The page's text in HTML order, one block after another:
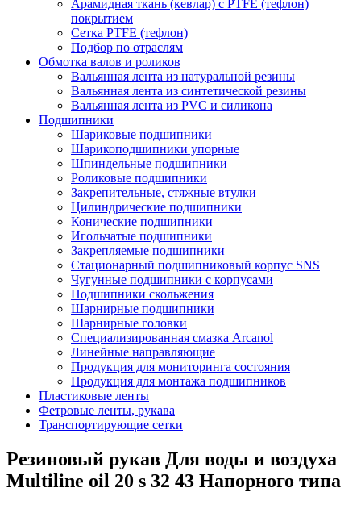
Арамидная ткань (кевлар) с PTFE (тефлон)
покрытием
Сетка PTFE (тефлон)
Подбор по отраслям
Обмотка валов и роликов
Вальянная лента из натуральной резины
Вальянная лента из синтетической резины
Вальянная лента из PVC и силикона
Подшипники
Шариковые подшипники
Шарикоподшипники упорные
Шпиндельные подшипники
Роликовые подшипники
Закрепительные, стяжные втулки
Цилиндрические подшипники
Конические подшипники
Игольчатые подшипники
Закрепляемые подшипники
Стационарный подшипниковый корпус SNS
Чугунные подшипники с корпусами
Подшипники скольжения
Шарнирные подшипники
Шарнирные головки
Специализированная смазка Arcanol
Линейные направляющие
Продукция для мониторинга состояния
Продукция для монтажа подшипников
Пластиковые ленты
Фетровые ленты, рукава
Транспортирующие сетки
Резиновый рукав Для воды и воздуха
Multiline oil 20 s 32 43 Напорного типа